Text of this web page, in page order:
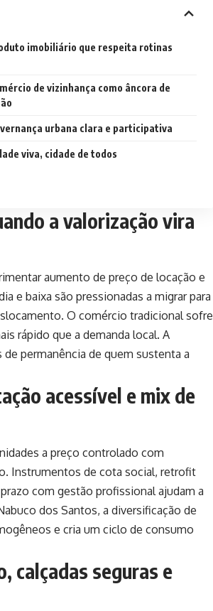
imobiliário que respeita rotinas
de vizinhança como âncora de
urbana clara e participativa
viva, cidade de todos
a valorização vira
aumento de preço de locação e
e baixa são pressionadas a migrar para
O comércio tradicional sofre
rápido que a demanda local. A
permanência de quem sustenta a
acessível e mix de
a preço controlado com
Instrumentos de cota social, retrofit
com gestão profissional ajudam a
dos Santos, a diversificação de
e cria um ciclo de consumo
calçadas seguras e